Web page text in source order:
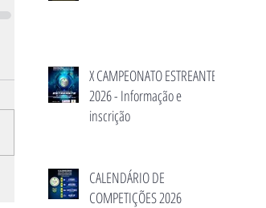
X CAMPEONATO ESTREANTE
2026 - Informação e
inscrição
CALENDÁRIO DE
COMPETIÇÕES 2026